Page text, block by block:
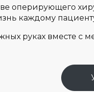
оперирующего
каждому
руках вместе